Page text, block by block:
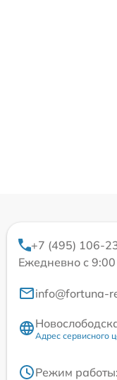
+7 (495) 106-
Ежедневно с
info@fortuna-
Адрес сервисного
Режим работы: